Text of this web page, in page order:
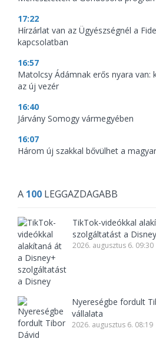
17:22
Hírzárlat van az Ügyészségnél a
kapcsolatban
16:57
Matolcsy Ádámnak erős nyara van:
az új vezér
16:40
Járvány Somogy vármegyében
16:07
Három új szakkal bővülhet a
A 100 LEGGAZDAGABB
TikTok-videókkal
szolgáltatást a Disney
2026. augusztus 6. 09:30
Nyereségbe fordult
vállalata
2026. augusztus 6. 08:19